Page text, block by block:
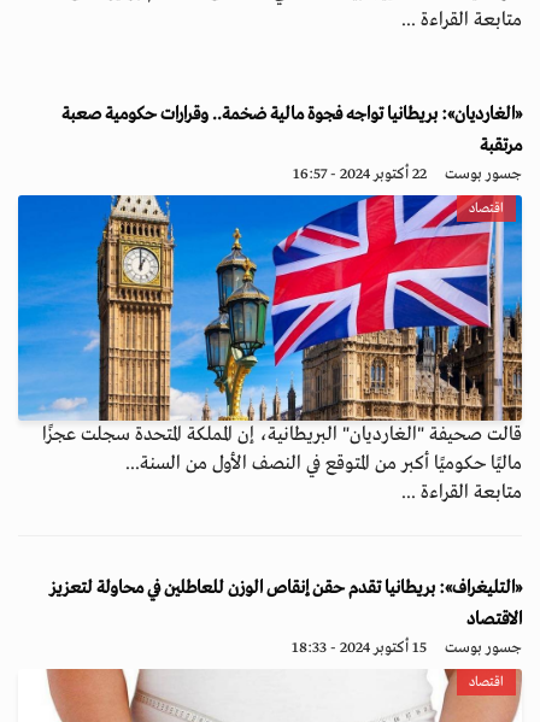
متابعة القراءة ...
«الغارديان»: بريطانيا تواجه فجوة مالية ضخمة.. وقرارات حكومية صعبة
مرتقبة
جسور بوست 22 أكتوبر 2024 - 16:57
اقتصاد
قالت صحيفة "الغارديان" البريطانية، إن المملكة المتحدة سجلت عجزًا
ماليًا حكوميًا أكبر من المتوقع في النصف الأول من السنة...
متابعة القراءة ...
«التليغراف»: بريطانيا تقدم حقن إنقاص الوزن للعاطلين في محاولة لتعزيز
الاقتصاد
جسور بوست 15 أكتوبر 2024 - 18:33
اقتصاد